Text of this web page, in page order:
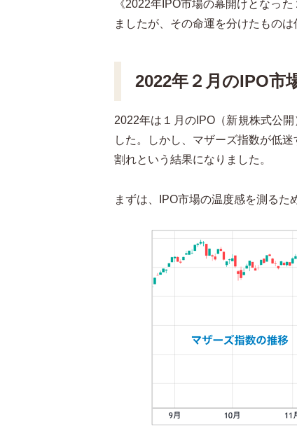
《2022年IPO市場の幕開けとなっ
ましたが、その命運を分けたもの
2022年２月のIPO市
2022年は１月の IPO（新規株式公開
した。しかし、マザーズ指数が低
割れという結果になりました。
まずは、IPO市場の温度感を測るた